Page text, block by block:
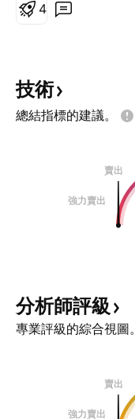
4
技術
總結指標的建議。
賣出
強力賣出
分析師評級
專業評級的綜合視圖。
賣出
強力賣出